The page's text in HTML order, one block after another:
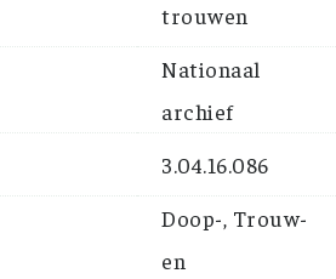
trouwen
Nationaal
archief
3.04.16.086
Doop-, Trouw-
en